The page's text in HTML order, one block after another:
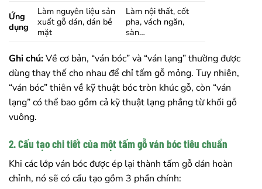
Ứng
dụng
Làm nguyên liệu sản
xuất gỗ dán, dán bề
mặt
Làm nội thất, cốt
pha, vách ngăn,
sàn…
Ghi chú:Về cơ bản, “ván bóc” và “ván lạng” thường được
dùng thay thế cho nhau để chỉ tấm gỗ mỏng. Tuy nhiên,
“ván bóc” thiên về kỹ thuật bóc tròn khúc gỗ, còn “ván
lạng” có thể bao gồm cả kỹ thuật lạng phẳng từ khối gỗ
vuông.
2. Cấu tạo chi tiết của một tấm gỗ ván bóc tiêu chuẩn
Khi các lớp ván bóc được ép lại thành tấm gỗ dán hoàn
chỉnh, nó sẽ có cấu tạo gồm 3 phần chính: